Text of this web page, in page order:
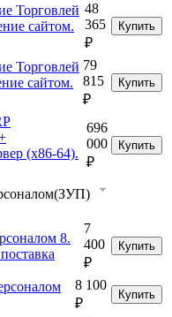
Торговлей
сайтом.
48
365
₽
Купить
Торговлей
сайтом.
79
815
₽
Купить
(x86-64).
696
000
₽
Купить
8.
7
400
₽
Купить
8 100
₽
Купить